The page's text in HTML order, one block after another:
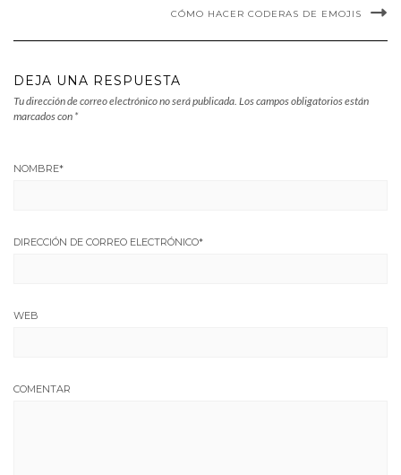
CÓMO HACER CODERAS DE EMOJIS
DEJA UNA RESPUESTA
Tu dirección de correo electrónico no será publicada. Los campos obligatorios están
marcados con *
NOMBRE*
DIRECCIÓN DE CORREO ELECTRÓNICO*
WEB
COMENTAR